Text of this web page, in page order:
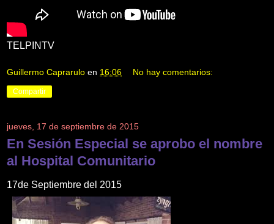
TELPINTV
Guillermo Caprarulo en 16:06 No hay comentarios:
Compartir
jueves, 17 de septiembre de 2015
En Sesión Especial se aprobo el nombre
al Hospital Comunitario
17de Septiembre del 2015